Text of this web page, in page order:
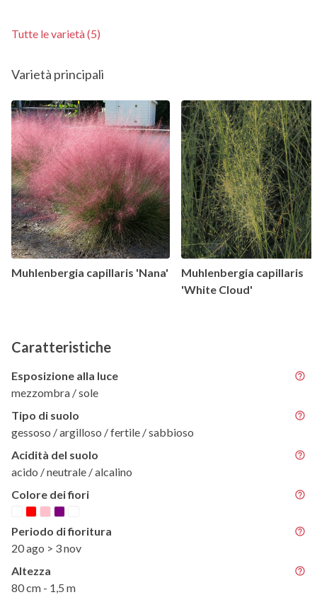
Tutte le varietà (5)
Varietà principali
Muhlenbergia capillaris 'Nana'
Muhlenbergia capillaris
'White Cloud'
Caratteristiche
Esposizione alla luce
mezzombra / sole
Tipo di suolo
gessoso / argilloso / fertile / sabbioso
Acidità del suolo
acido / neutrale / alcalino
Colore dei fiori
Periodo di fioritura
20 ago > 3 nov
Altezza
80 cm - 1,5 m